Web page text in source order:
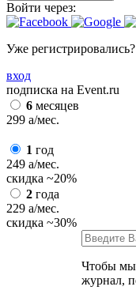
Войти через:
Уже регистрировались?
вход
подписка на Event.ru
6 месяцев
299 a/мес.
1 год
249 a/мес.
скидка ~20%
2 года
229 a/мес.
скидка ~30%
Чтобы мы
журнал,